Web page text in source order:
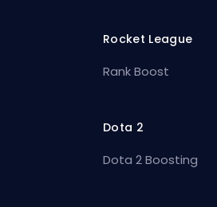
Rocket League
Rank Boost
Dota 2
Dota 2 Boosting